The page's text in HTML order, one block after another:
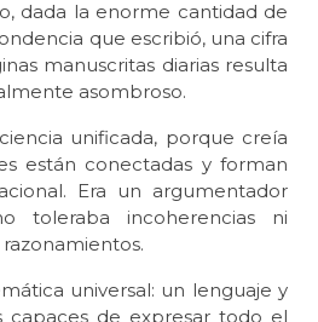
dada la enorme cantidad de
que escribió, una cifra
manuscritas diarias resulta
asombroso.
unificada, porque creía
están conectadas y forman
Era un argumentador
toleraba incoherencias ni
universal: un lenguaje y
capaces de expresar todo el